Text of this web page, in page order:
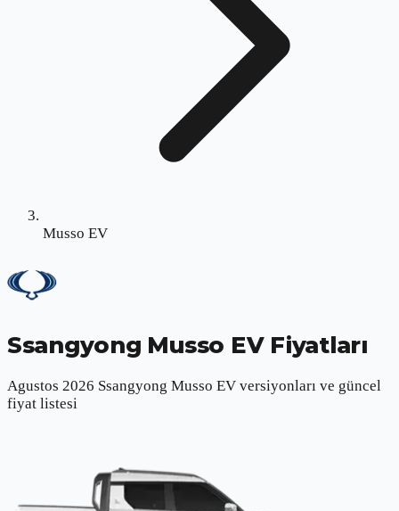
Musso EV
Ssangyong Musso EV Fiyatları
Agustos 2026 Ssangyong Musso EV versiyonları ve güncel
fiyat listesi